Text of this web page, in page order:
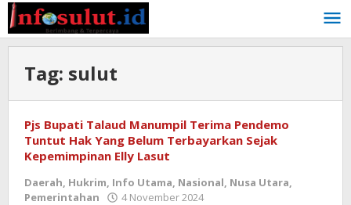
Lewati
ke
konten
Tag: sulut
Pjs Bupati Talaud Manumpil Terima Pendemo
Tuntut Hak Yang Belum Terbayarkan Sejak
Kepemimpinan Elly Lasut
Daerah, Hukrim, Info Utama, Nasional, Nusa Utara,
Pemerintahan
4 November 2024